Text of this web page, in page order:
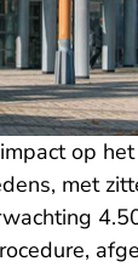
op
met